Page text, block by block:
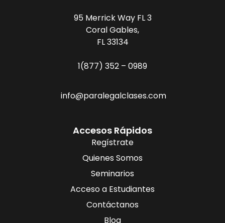
95 Merrick Way FL 3
Coral Gables,
FL 33134
1(877) 352 – 0989
info@paralegalclases.com
Accesos Rápidos
Regístrate
Quienes Somos
Seminarios
Acceso a Estudiantes
Contáctanos
Blog